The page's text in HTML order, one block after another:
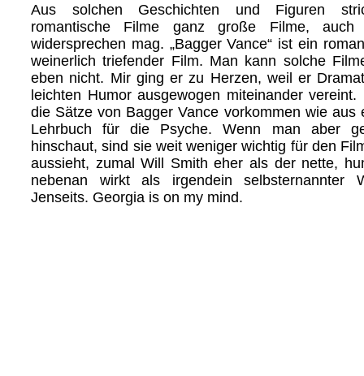
Aus solchen Geschichten und Figuren
romantische Filme ganz große Filme,
widersprechen mag. „Bagger Vance“ ist ein
weinerlich triefender Film. Man kann solche
eben nicht. Mir ging er zu Herzen, weil er
leichten Humor ausgewogen miteinander vereint.
die Sätze von Bagger Vance vorkommen wie aus
Lehrbuch für die Psyche. Wenn man aber
hinschaut, sind sie weit weniger wichtig für den
aussieht, zumal Will Smith eher als der nette,
nebenan wirkt als irgendein selbsternannter
Jenseits. Georgia is on my mind.